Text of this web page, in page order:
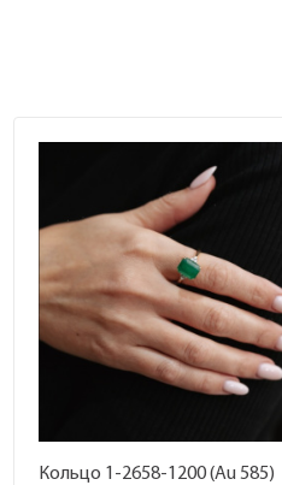
Кольцо 1-2658-1200 (Au 585)